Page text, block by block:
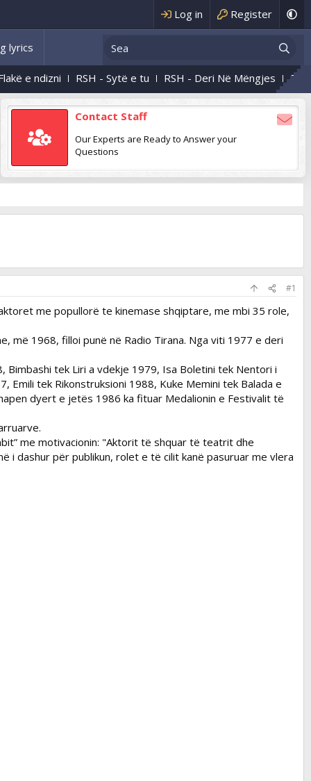
Log in Register
lyrics
RSH - Sytë e tu RSH - Deri Në Mëngjes RSH - Natën E
Contact Staff
Our Experts are Ready to Answer your
Questions
#1
me popullorë te kinemase shqiptare, me mbi 35 role,
më 1968, filloi punë në Radio Tirana. Nga viti 1977 e deri
tek Liri a vdekje 1979, Isa Boletini tek Nentori i
tek Rikonstruksioni 1988, Kuke Memini tek Balada e
dyert e jetës 1986 ka fituar Medalionin e Festivalit të
me motivacionin: "Aktorit të shquar të teatrit dhe
dashur për publikun, rolet e të cilit kanë pasuruar me vlera